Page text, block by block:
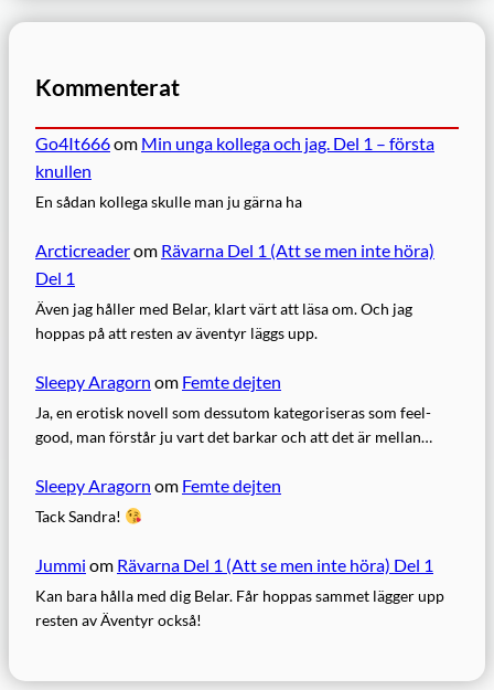
Kommenterat
Go4It666om Min unga kollega och jag. Del 1 – första
knullen
En sådan kollega skulle man ju gärna ha
Arcticreaderom Rävarna Del 1 (Att se men inte höra)
Del 1
Även jag håller med Belar, klart värt att läsa om. Och jag
hoppas på att resten av äventyr läggs upp.
Sleepy Aragorn om Femte dejten
Ja, en erotisk novell som dessutom kategoriseras som feel-
good, man förstår ju vart det barkar och att det är mellan…
Sleepy Aragorn om Femte dejten
Tack Sandra!
Jummi om Rävarna Del 1 (Att se men inte höra) Del 1
Kan bara hålla med dig Belar. Får hoppas sammet lägger upp
resten av Äventyr också!